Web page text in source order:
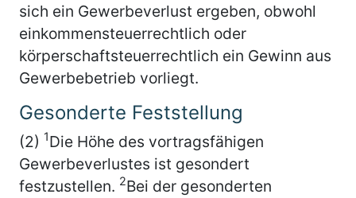
sich ein Gewerbeverlust ergeben, obwohl
einkommensteuerrechtlich oder
körperschaftsteuerrechtlich ein Gewinn aus
Gewerbebetrieb vorliegt.
Gesonderte Feststellung
(2) 1Die Höhe des vortragsfähigen
Gewerbeverlustes ist gesondert
festzustellen. 2Bei der gesonderten